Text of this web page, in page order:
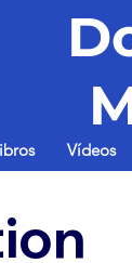
Vídeos